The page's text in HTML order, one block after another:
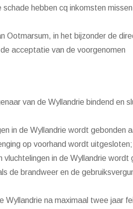
hebben cq inkomsten
Ootmarsum, in het bijzonder de
acceptatie van de voorgenomen
van de Wyllandrie bindend en
in de Wyllandrie wordt gebonden
op voorhand wordt uitgesloten;
in de Wyllandrie wordt
de brandweer en de
Wyllandrie na maximaal twee jaar